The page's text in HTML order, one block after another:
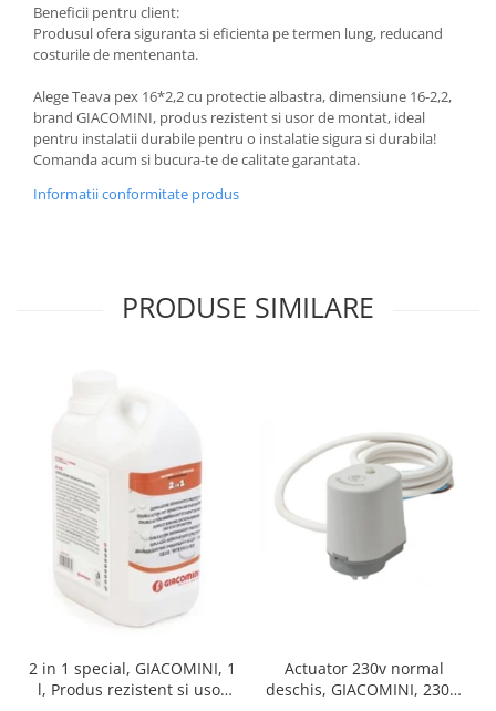
Beneficii pentru client:
Produsul ofera siguranta si eficienta pe termen lung, reducand
costurile de mentenanta.
Alege Teava pex 16*2,2 cu protectie albastra, dimensiune 16-2,2,
brand GIACOMINI, produs rezistent si usor de montat, ideal
pentru instalatii durabile pentru o instalatie sigura si durabila!
Comanda acum si bucura-te de calitate garantata.
Informatii conformitate produs
PRODUSE SIMILARE
2 in 1 special, GIACOMINI, 1
l, Produs rezistent si usor
Actuator 230v normal
deschis, GIACOMINI, 230v,